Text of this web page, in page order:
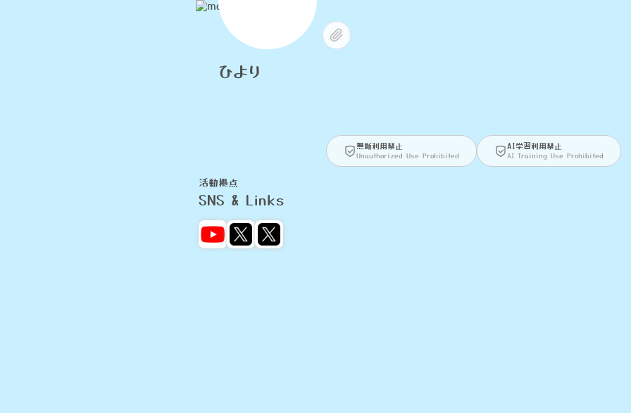
ひより
無断利用禁止
Unauthorized Use Prohibited
AI学習利用禁止
AI Training Use Prohibited
活動拠点
SNS & Links